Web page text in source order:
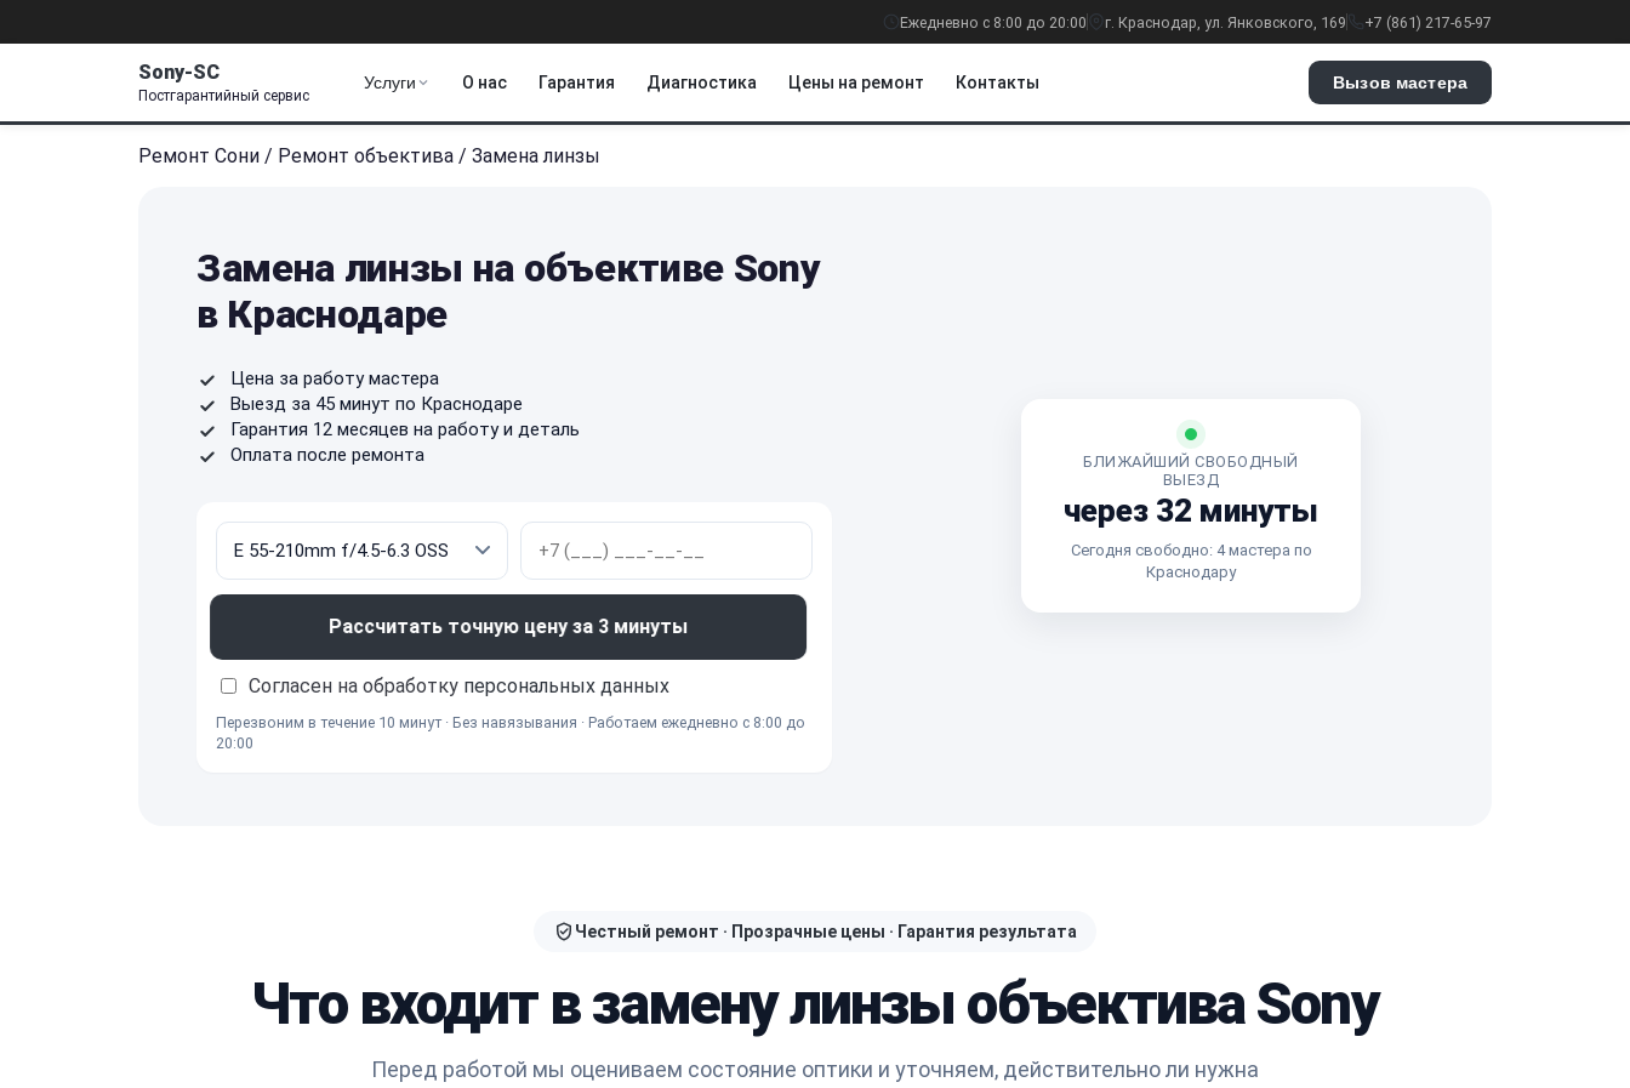
Ежедневно с 8:00 до 20:00 г. Краснодар, ул. Янковского, 169 +7 (861) 217-65-97
Sony-SC
Постгарантийный сервис
Услуги О нас Гарантия Диагностика Цены на ремонт Контакты Вызов мастера
Ремонт Сони / Ремонт объектива / Замена линзы
Замена линзы на объективе Sony
в Краснодаре
Цена за работу мастера
Выезд за 45 минут по Краснодаре
Гарантия 12 месяцев на работу и деталь
Оплата после ремонта
Рассчитать точную цену за 3 минуты
Согласен на обработку персональных данных
Перезвоним в течение 10 минут · Без навязывания · Работаем ежедневно с 8:00 до
20:00
БЛИЖАЙШИЙ СВОБОДНЫЙ
ВЫЕЗД
через 32 минуты
Сегодня свободно: 4 мастера по
Краснодару
Честный ремонт · Прозрачные цены · Гарантия результата
Что входит в замену линзы объектива Sony
Перед работой мы оцениваем состояние оптики и уточняем, действительно ли нужна